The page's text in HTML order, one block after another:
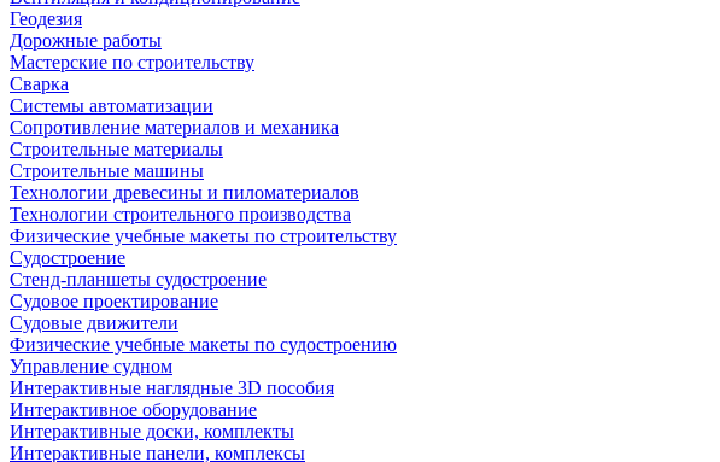
Геодезия
Дорожные работы
Мастерские по строительству
Сварка
Системы автоматизации
Сопротивление материалов и механика
Строительные материалы
Строительные машины
Технологии древесины и пиломатериалов
Технологии строительного производства
Физические учебные макеты по строительству
Судостроение
Стенд-планшеты судостроение
Судовое проектирование
Судовые движители
Физические учебные макеты по судостроению
Управление судном
Интерактивные наглядные 3D пособия
Интерактивное оборудование
Интерактивные доски, комплекты
Интерактивные панели, комплексы